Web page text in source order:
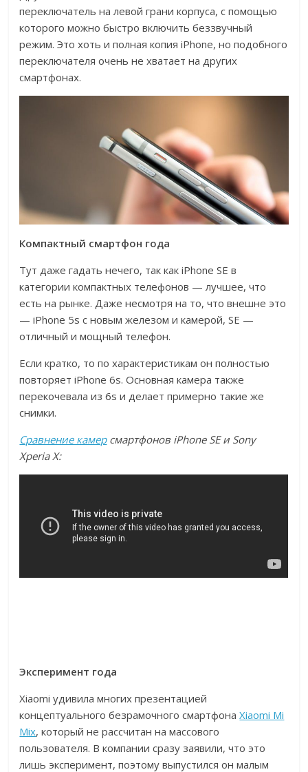
переключатель на левой грани корпуса, с помощью
которого можно быстро включить беззвучный
режим. Это хоть и полная копия iPhone, но подобного
переключателя очень не хватает на других
смартфонах.
Компактный смартфон года
Тут даже гадать нечего, так как iPhone SE в
категории компактных телефонов — лучшее, что
есть на рынке. Даже несмотря на то, что внешне это
— iPhone 5s с новым железом и камерой, SE —
отличный и мощный телефон.
Если кратко, то по характеристикам он полностью
повторяет iPhone 6s. Основная камера также
перекочевала из 6s и делает примерно такие же
снимки.
Сравнение камерсмартфонов iPhone SE и Sony
Xperia X:
Эксперимент года
Xiaomi удивила многих презентацией
концептуального безрамочного смартфонаXiaomi Mi
Mix, который не рассчитан на массового
пользователя. В компании сразу заявили, что это
лишь эксперимент, поэтому выпустился он малым